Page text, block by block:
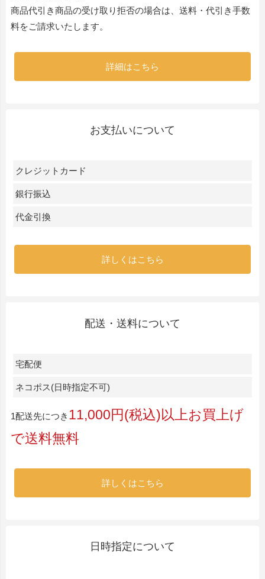
商品代引き商品の受け取り拒否の場合は、送料・代引き手数
料をご請求いたします。
詳細はこちら
お支払いについて
クレジットカード
銀行振込
代金引換
詳しくはこちら
配送・送料について
宅配便
ネコポス(日時指定不可)
1配送先につき 11,000円(税込)以上お買上げ
で送料無料
詳しくはこちら
日時指定について